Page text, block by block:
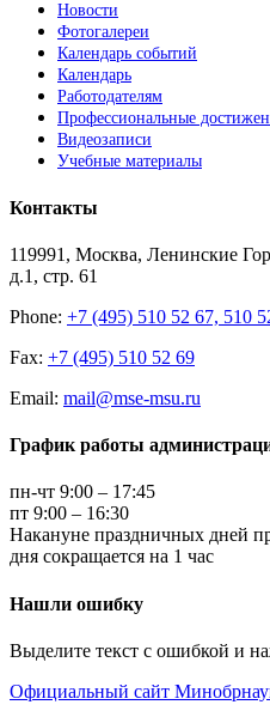
Новости
Фотогалереи
Календарь событий
Календарь
Работодателям
Профессиональные
Видеозаписи
Учебные материалы
Контакты
119991, Москва, Ленинские
д.1, стр. 61
Phone: +7 (495) 510 52 67, 510
Fax: +7 (495) 510 52 69
Email: mail@mse-msu.ru
График работы
пн-чт 9:00 – 17:45
пт 9:00 – 16:30
Накануне праздничных дней
дня сокращается на 1 час
Нашли ошибку
Выделите текст с ошибкой и
Официальный сайт